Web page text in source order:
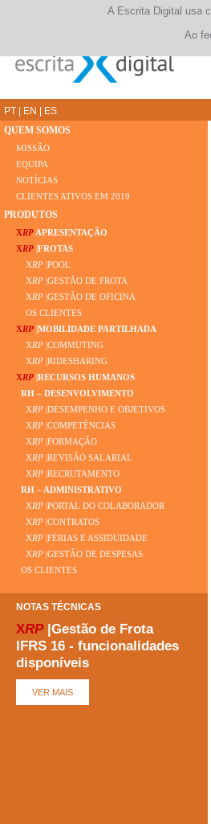
A Escrita Digital usa
Ao
PT EN
ES
QUEM SOMOS
MISSÃO
EQUIPA
NOTÍCIAS
CLIENTES ATIVOS EM 2019
PRODUTOS
XRP APRESENTAÇÃO
XRP |FROTAS
XRP |POOL
XRP |GESTÃO DE FROTA
XRP |GESTÃO DE OFICINA
OS CLIENTES
XRP |MOBILIDADE PARTILHADA
XRP |COMMUTING
XRP |RIDESHARING
XRP |RECURSOS HUMANOS
RH – DESENVOLVIMENTO
XRP |DESEMPENHO E OBJETIVOS
XRP |COMPETÊNCIAS
XRP |FORMAÇÃO
XRP |REVISÃO SALARIAL
XRP |RECRUTAMENTO
RH – ADMINISTRATIVO
XRP |PORTAL DO COLABORADOR
XRP |CONTRATOS
XRP |FÉRIAS E ASSIDUIDADE
XRP |GESTÃO DE DESPESAS
OS CLIENTES
NOTAS TÉCNICAS
XRP|Gestão de Frota
IFRS 16 - funcionalidades
disponíveis